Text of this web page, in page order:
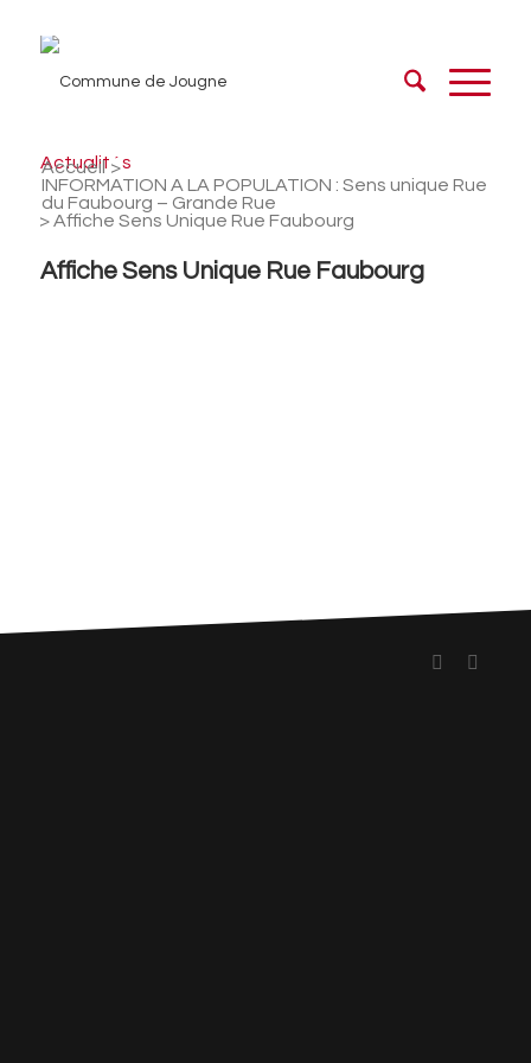
Actualités
Accueil /
INFORMATION A LA POPULATION : Sens unique Rue
du Faubourg – Grande Rue
/ Affiche Sens Unique Rue Faubourg
Affiche Sens Unique Rue Faubourg